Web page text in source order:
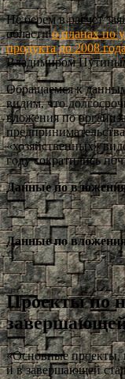
Не берем в расчет
областио планах по
продукта до 2008
Владимиром
Обращаемся к
видим, что
вложения по
«хозяйственных»
году сократились
Данные по
Данные по
Проекты по
«Основные проекты,
и в завершающей